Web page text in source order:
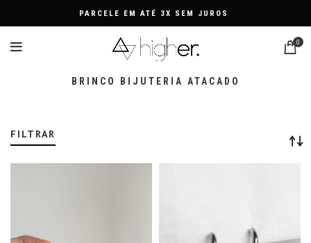
PARCELE EM ATÉ 3X SEM JUROS
0
BRINCO BIJUTERIA ATACADO
FILTRAR